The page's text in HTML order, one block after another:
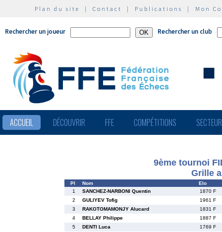
Plan du site | Contact | Publications | Mon
Rechercher un joueur Rechercher un club
ACCUEIL DÉCOUVRIR FFE COMPÉTITIONS
9ème tournoi
Grille
Pl Nom
Elo
1
SANCHEZ-NARBONI Quentin
1870 F
2
GULIYEV Tofig
1961 F
3
RAKOTOMAMONJY Alucard
1831 F
4
BELLAY Philippe
1887 F
5
DENTI Luca
1769 F